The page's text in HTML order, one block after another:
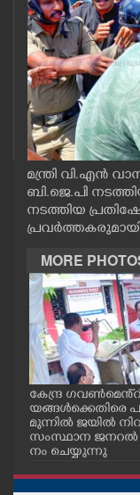
OBITUARY
NEWS 360
CASE DIARY
CINEMA
OPINION
PHOTOS
LIFESTYLE
SPIRITUAL
INFO+
ART
മന്ത്രി വി.എൻ
ബി.ജെ.പി
നടത്തിയ
MORE
കേന്ദ്ര
യങ്ങൾക്കെതിരെ
മുന്നിൽ ജയിൽ
സംസ്ഥാന ജനറൽ
നം ചെയ്യുന്നു